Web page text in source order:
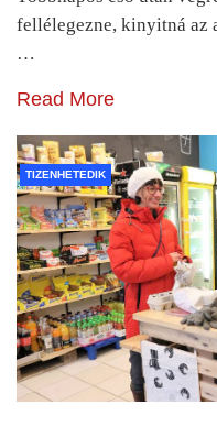
fellélegezne, kinyitná az
…
Read More
TIZENHETEDIK